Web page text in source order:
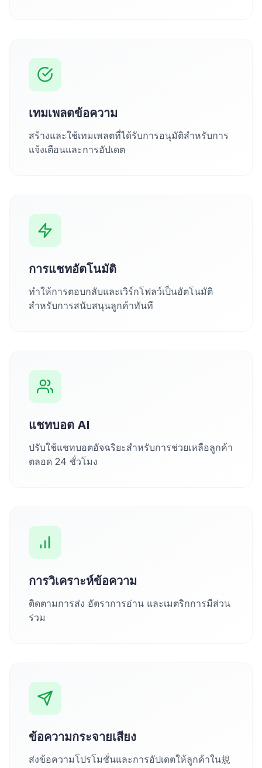
เทมเพลตข้อความ
สร้างและใช้เทมเพลตที่ได้รับการอนุมัติสำหรับการ
แจ้งเตือนและการอัปเดต
การแชทอัตโนมัติ
ทำให้การตอบกลับและเวิร์กโฟลว์เป็นอัตโนมัติ
สำหรับการสนับสนุนลูกค้าทันที
แชทบอต AI
ปรับใช้แชทบอตอัจฉริยะสำหรับการช่วยเหลือลูกค้า
ตลอด 24 ชั่วโมง
การวิเคราะห์ข้อความ
ติดตามการส่ง อัตราการอ่าน และเมตริกการมีส่วน
ร่วม
ข้อความกระจายเสียง
ส่งข้อความโปรโมชั่นและการอัปเดตให้ลูกค้าใน規